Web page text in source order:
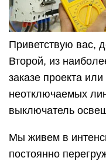
Приветствую вас,
Второй, из
заказе проекта
неотключаемых
выключатель
Мы живем в
постоянно